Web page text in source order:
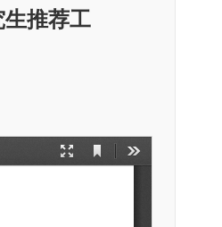
生推荐工